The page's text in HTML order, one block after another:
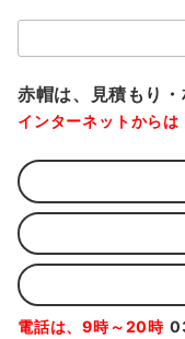
索：
赤帽は、見積もり
インターネットからは
電話は、9時～20時